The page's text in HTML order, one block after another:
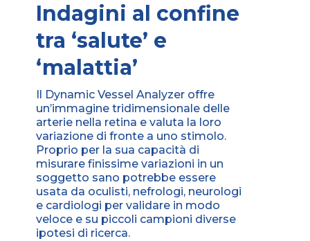
Indagini al confine
tra ‘salute’ e
‘malattia’
Il Dynamic Vessel Analyzer offre
un’immagine tridimensionale delle
arterie nella retina e valuta la loro
variazione di fronte a uno stimolo.
Proprio per la sua capacità di
misurare finissime variazioni in un
soggetto sano potrebbe essere
usata da oculisti, nefrologi, neurologi
e cardiologi per validare in modo
veloce e su piccoli campioni diverse
ipotesi di ricerca.